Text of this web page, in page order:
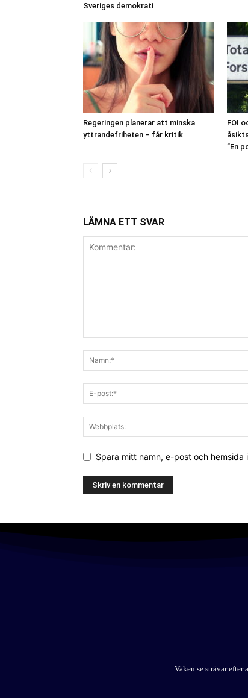
Sveriges demokrati
Regeringen planerar att minska
yttrandefriheten – får kritik
FOI
”En
LÄMNA ETT SVAR
Spara mitt namn, e-post och
Vaken.se strävar